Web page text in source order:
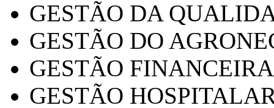
GESTÃO DA
GESTÃO DO
GESTÃO FINANCEIRA
GESTÃO